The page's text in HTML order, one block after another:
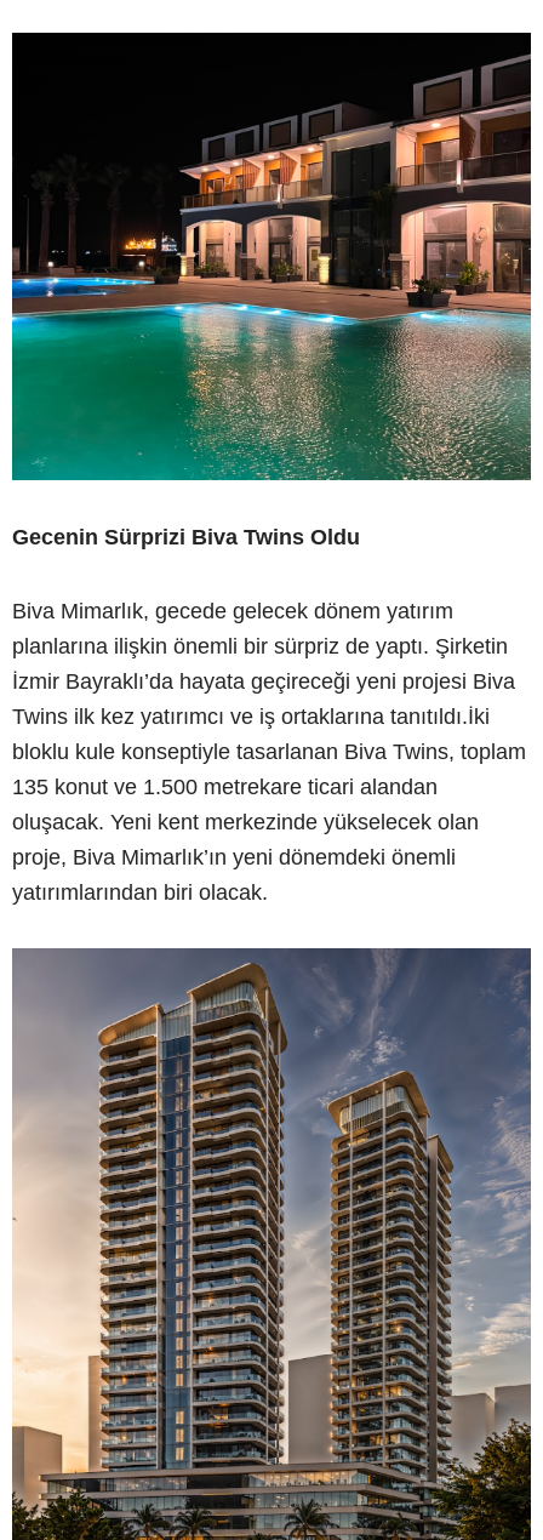
Gecenin Sürprizi Biva Twins Oldu
Biva Mimarlık, gecede gelecek dönem yatırım
planlarına ilişkin önemli bir sürpriz de yaptı. Şirketin
İzmir Bayraklı’da hayata geçireceği yeni projesi Biva
Twins ilk kez yatırımcı ve iş ortaklarına tanıtıldı.İki
bloklu kule konseptiyle tasarlanan Biva Twins, toplam
135 konut ve 1.500 metrekare ticari alandan
oluşacak. Yeni kent merkezinde yükselecek olan
proje, Biva Mimarlık’ın yeni dönemdeki önemli
yatırımlarından biri olacak.